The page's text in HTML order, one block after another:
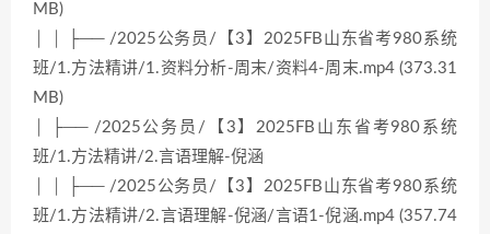
MB)
│ │ ├── /2025公务员/【3】2025FB山东省考980系统
班/1.方法精讲/1.资料分析-周末/资料4-周末.mp4 (373.31
MB)
│ ├── /2025公务员/【3】2025FB山东省考980系统
班/1.方法精讲/2.言语理解-倪涵
│ │ ├── /2025公务员/【3】2025FB山东省考980系统
班/1.方法精讲/2.言语理解-倪涵/言语1-倪涵.mp4 (357.74